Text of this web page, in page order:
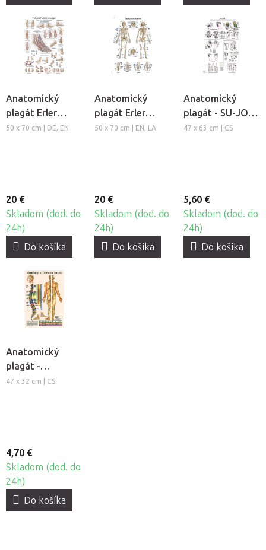
Anatomický
plagát Erler
Zimmer - Noha a
50 x 70 cm | DE, EN
20 €
Skladom (dod. do
24h)
Do košíka
Anatomický
plagát Erler
Zimmer - Kostra
50 x 70 cm | EN, LA
20 €
Skladom (dod. do
24h)
Do košíka
Anatomický
plagát - SU-JOK -
základný systém
47 x 63 cm | CS
5,60 €
Skladom (dod. do
24h)
Do košíka
Anatomický
plagát -
Meridiány a
47 x 32 cm | CS
4,70 €
Skladom (dod. do
24h)
Do košíka